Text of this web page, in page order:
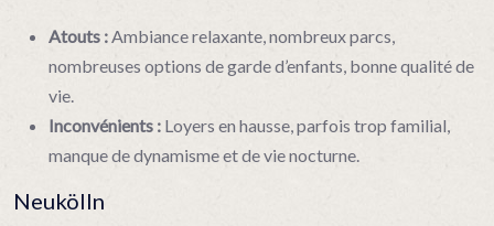
Atouts :Ambiance relaxante, nombreux parcs,
nombreuses options de garde d’enfants, bonne qualité de
vie.
Inconvénients : Loyers en hausse, parfois trop familial,
manque de dynamisme et de vie nocturne.
Neukölln